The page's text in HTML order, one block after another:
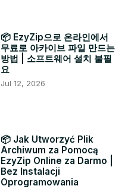
📦 EzyZip으로 온라인에서
무료로 아카이브 파일 만드는
방법 | 소프트웨어 설치 불필
요
Jul 12, 2026
📦 Jak Utworzyć Plik
Archiwum za Pomocą
EzyZip Online za Darmo |
Bez Instalacji
Oprogramowania